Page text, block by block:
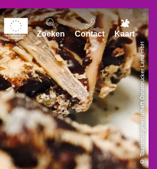
Zoeken Contact Kaart
© Tourismusgesellschaft Osnabrücker Land mbH